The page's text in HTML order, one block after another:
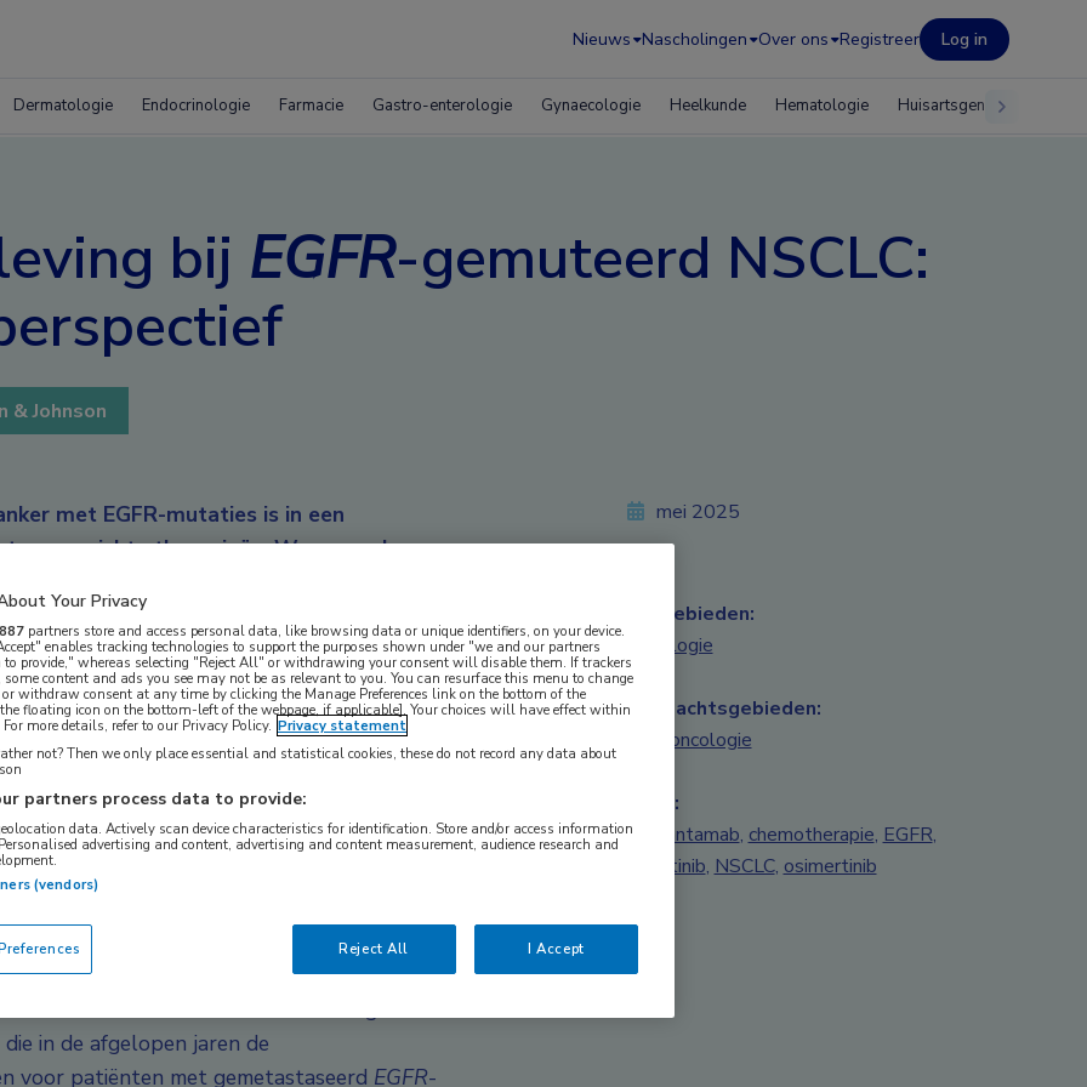
Nieuws Nascholingen Over ons Registreer Log in
Dermatologie Endocrinologie Farmacie Gastro-enterologie Gynaecologie Heelkunde Hematologie Huisartsgeneeskunde
bij EGFR-gemuteerd NSCLC:
& Johnson
met EGFR-mutaties is in een
van gerichte therapieën. Waar voorheen
geleid tot aanzienlijke
er klinische uitdagingen bestaan, zoals
belasting van intraveneuze
Congress 2025 werden recente
meerdere fronten verbetering beloven:
ter preventie van bijwerkingen en
artikel worden de bevindingen uit de
overleving) en de PALOMA-studies (gericht
besproken.3-6
85% van alle longkankers en is
door kanker.
Binnen deze groep komen
relatief frequent voor, met name bij patiënten
in de afgelopen jaren de
voor patiënten met gemetastaseerd EGFR-
mei 2025
Vakgebieden:
Oncologie
Aandachtsgebieden:
Longoncologie
Tags:
amivantamab, chemotherapie, EGFR,
lazertinib, NSCLC, osimertinib
Your Privacy
887 partners store and access personal data, like browsing data or unique identifiers, on your device.
enables tracking technologies to support the purposes shown under "we and our partners
to provide," whereas selecting "Reject All" or withdrawing your consent will disable them. If trackers
some content and ads you see may not be as relevant to you. You can resurface this menu to change
or withdraw consent at any time by clicking the Manage Preferences link on the bottom of the
floating icon on the bottom-left of the webpage, if applicable]. Your choices will have effect within
more details, refer to our Privacy Policy. Privacy statement
not? Then we only place essential and statistical cookies, these do not record any data about
partners process data to provide:
data. Actively scan device characteristics for identification. Store and/or access information
advertising and content, advertising and content measurement, audience research and
(vendors)
Reject All I Accept